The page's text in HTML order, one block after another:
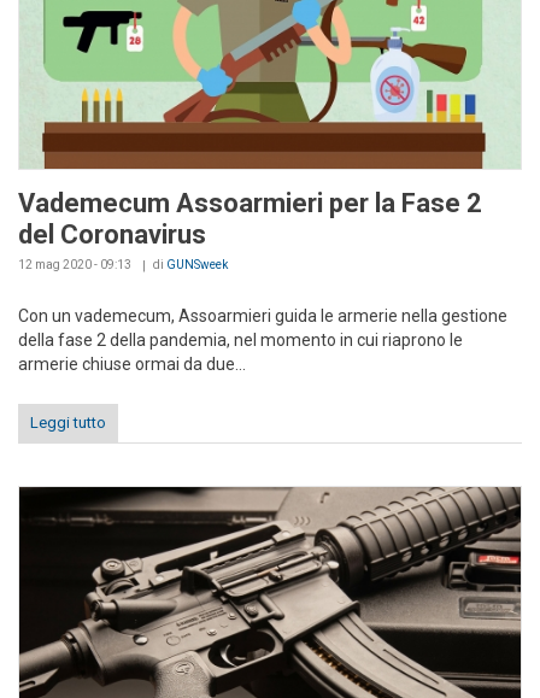
Vademecum Assoarmieri per la Fase 2
del Coronavirus
12 mag 2020 - 09:13 di GUNSweek
Con un vademecum, Assoarmieri guida le armerie nella gestione
della fase 2 della pandemia, nel momento in cui riaprono le
armerie chiuse ormai da due...
Leggi tutto